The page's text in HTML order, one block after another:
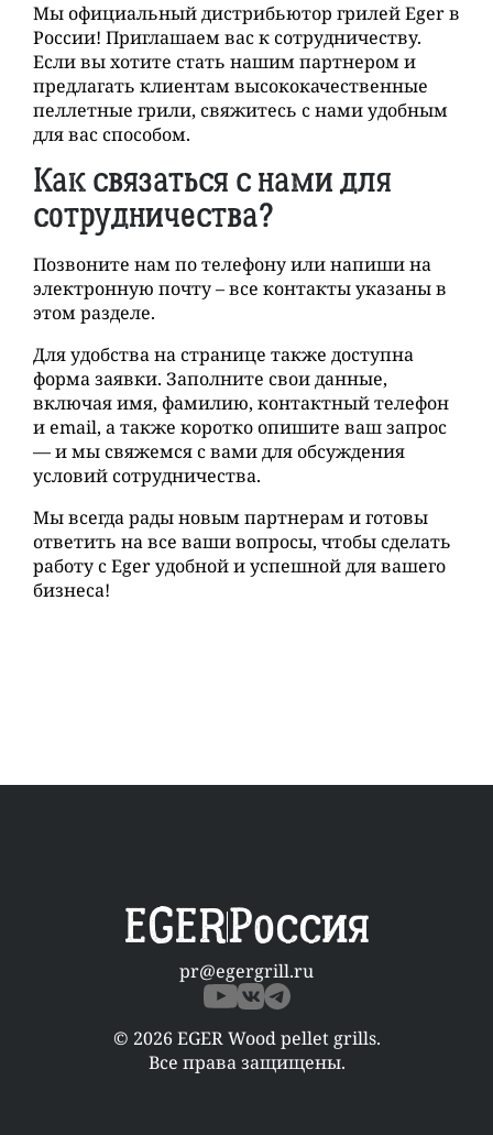
Мы официальный дистрибьютор грилей Eger в
России! Приглашаем вас к сотрудничеству.
Если вы хотите стать нашим партнером и
предлагать клиентам высококачественные
пеллетные грили, свяжитесь с нами удобным
для вас способом.
Как связаться с нами для
сотрудничества?
Позвоните нам по телефону или напиши на
электронную почту – все контакты указаны в
этом разделе.
Для удобства на странице также доступна
форма заявки. Заполните свои данные,
включая имя, фамилию, контактный телефон
и email, а также коротко опишите ваш запрос
— и мы свяжемся с вами для обсуждения
условий сотрудничества.
Мы всегда рады новым партнерам и готовы
ответить на все ваши вопросы, чтобы сделать
работу с Eger удобной и успешной для вашего
бизнеса!
EGERРоссия
pr@egergrill.ru
© 2026 EGER Wood pellet grills.
Все права защищены.